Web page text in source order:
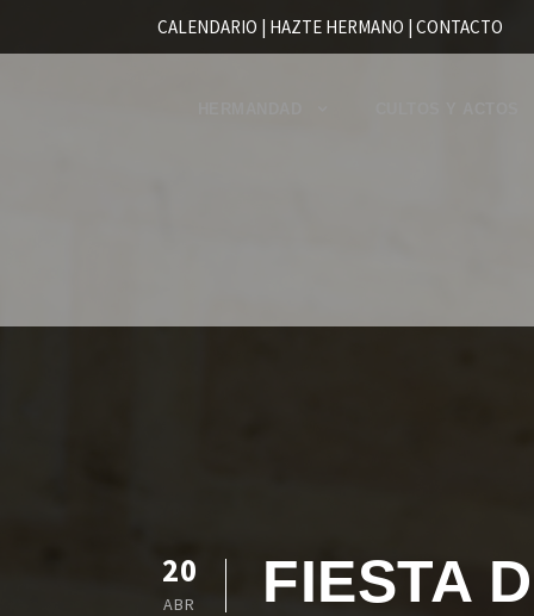
CALENDARIO | HAZTE HERMANO | CONTACTO
20
ABR FIESTA